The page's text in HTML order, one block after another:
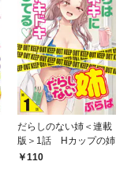
だらしのない姉＜連載
版＞1話 Hカップの姉
110